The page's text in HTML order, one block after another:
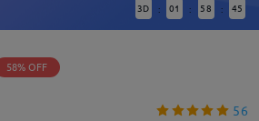
3D : 01 : 58 : 45
58% OFF
56